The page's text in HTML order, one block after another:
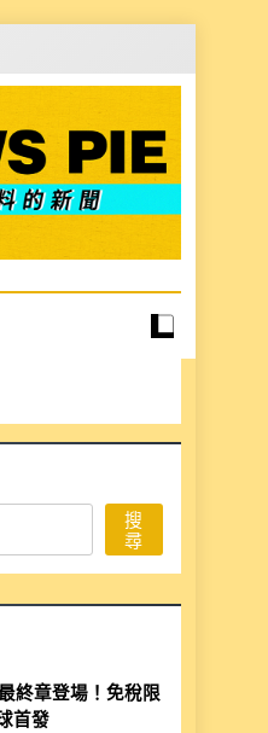
搜
尋
終章登場！免稅限
首發